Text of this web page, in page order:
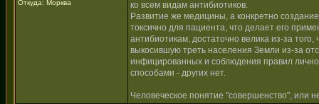
Откуда: Морква
ко всем видам антибиотиков.
Развитие же медицины, а конкретно
токсично для пациента, что делает его
антибиотикам, достаточно велика из-за
выкосившую треть населения Земли из-за
инфицированных и соблюдения правил
способами - других нет.
Человеческое понятие "совершенство", или